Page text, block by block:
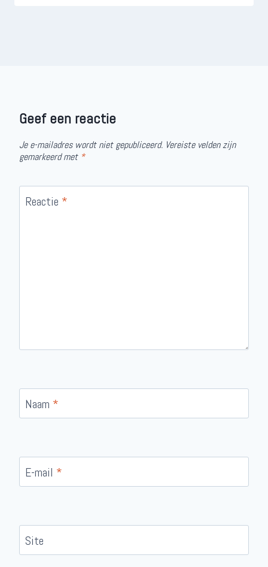
Geef een reactie
Je e-mailadres wordt niet gepubliceerd. Vereiste velden zijn
gemarkeerd met *
Reactie *
Naam *
E-mail *
Site